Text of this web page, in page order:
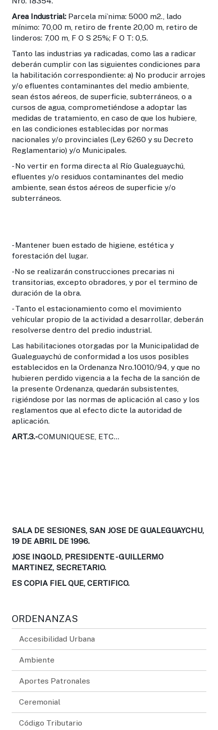
Area Industrial: Parcela mi`nima: 5000 m2., lado
mínimo: 70,00 m, retiro de frente 20,00 m, retiro de
linderos: 7,00 m, F O S 25%; F O T: 0,5.
Tanto las industrias ya radicadas, como las a radicar
deberán cumplir con las siguientes condiciones para
la habilitación correspondiente: a) No producir arrojes
y/o efluentes contami­nantes del medio ambiente,
sean éstos aéreos, de superficie, subterráneos, o a
cursos de agua, comprometiéndose a adoptar las
medidas de tratamiento, en caso de que los hubiere,
en las condiciones establecidas por normas
nacionales y/o provinciales (Ley 6260 y su Decreto
Reglamentario) y/o Municipales.
- No vertir en forma directa al Río Gualeguaychú,
efluentes y/o residuos contaminantes del medio
ambiente, sean éstos aéreos de superficie y/o
subterráneos.
- Mantener buen estado de higiene, estética y
forestación del lugar.
-No se realizarán construcciones precarias ni
transitorias, excepto obradores, y por el termino de
duración de la obra.
- Tanto el estacionamiento como el movimiento
vehícular propio de la actividad a desarrollar, deberán
resolverse dentro del predio industrial.
Las habilitaciones otorgadas por la Municipalidad de
Guale­guaychú de conformidad a los usos posibles
establecidos en la Ordenanza Nro.10010/94, y que no
hubieren perdido vigencia a la fecha de la sanción de
la presente Ordenanza, quedarán subsistentes,
rigiéndose por las normas de aplicación al caso y los
reglamentos que al efecto dicte la autoridad de
aplicación.
ART.3.-COMUNIQUESE, ETC...
SALA DE SESIONES, SAN JOSE DE GUALEGUAYCHU,
19 DE ABRIL DE 1996.
JOSE INGOLD, PRESIDENTE - GUILLERMO
MARTINEZ, SECRETARIO.
ES COPIA FIEL QUE, CERTIFICO.
ORDENANZAS
Accesibilidad Urbana
Ambiente
Aportes Patronales
Ceremonial
Código Tributario